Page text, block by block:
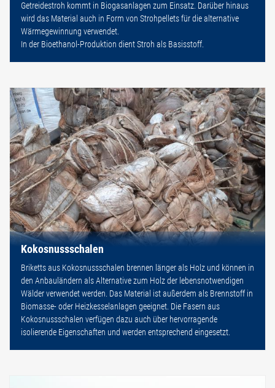
Getreidestroh kommt in Biogasanlagen zum Einsatz. Darüber hinaus
wird das Material auch in Form von Strohpellets für die alternative
Wärmegewinnung verwendet.
In der Bioethanol-Produktion dient Stroh als Basisstoff.
Kokosnussschalen
Briketts aus Kokosnussschalen brennen länger als Holz und können in
den Anbauländern als Alternative zum Holz der lebensnotwendigen
Wälder verwendet werden. Das Material ist außerdem als Brennstoff in
Biomasse- oder Heizkesselanlagen geeignet. Die Fasern aus
Kokosnussschalen verfügen dazu auch über hervorragende
isolierende Eigenschaften und werden entsprechend eingesetzt.